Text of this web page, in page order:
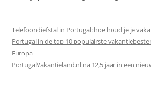
Telefoondiefstal in Portugal: hoe houd je je
Portugal in de top 10 populairste
Europa
PortugalVakantieland.nl na 12,5 jaar in een